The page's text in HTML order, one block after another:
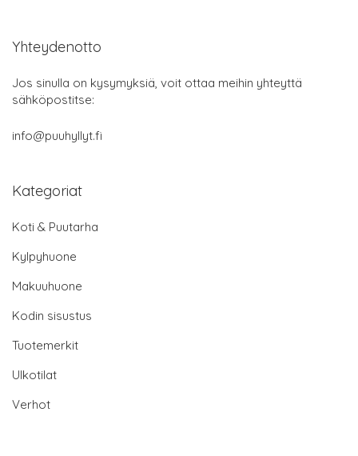
Yhteydenotto
Jos sinulla on kysymyksiä, voit ottaa meihin yhteyttä
sähköpostitse:
info@puuhyllyt.fi
Kategoriat
Koti & Puutarha
Kylpyhuone
Makuuhuone
Kodin sisustus
Tuotemerkit
Ulkotilat
Verhot